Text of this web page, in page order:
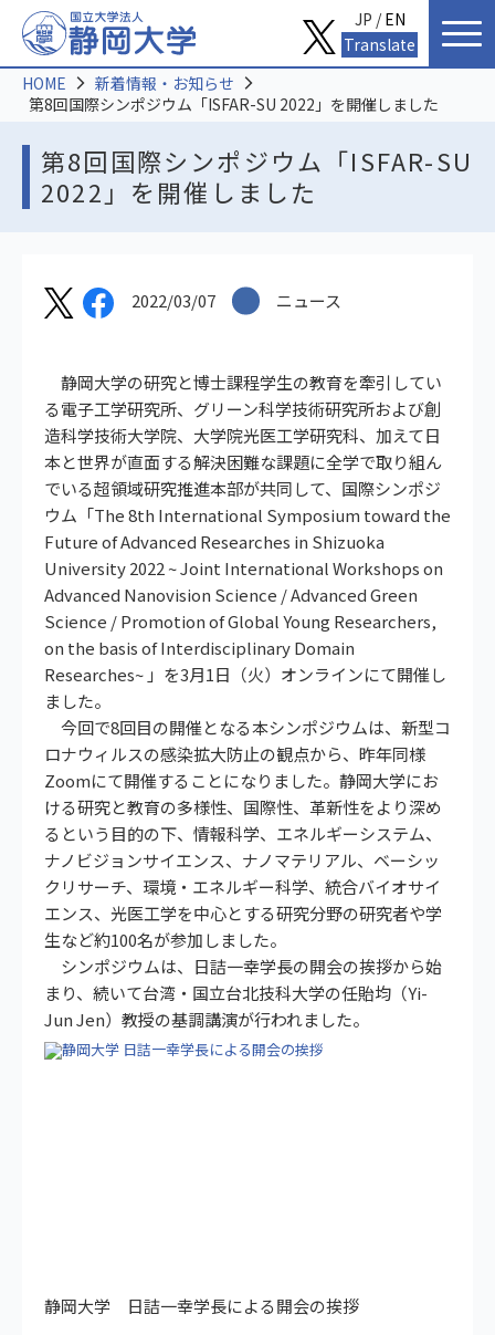
第8回国際シンポジウム「ISFAR-SU
2022」を開催しました
HOME
新着情報・お知らせ
第8回国際シンポジウム「ISFAR-SU 2022」を開催しました
2022/03/07 ニュース
静岡大学の研究と博士課程学生の教育を牽引してい
る電子工学研究所、グリーン科学技術研究所および創
造科学技術大学院、大学院光医工学研究科、加えて日
本と世界が直面する解決困難な課題に全学で取り組ん
でいる超領域研究推進本部が共同して、国際シンポジ
ウム「The 8th International Symposium toward the
Future of Advanced Researches in Shizuoka
University 2022 ~ Joint International Workshops on
Advanced Nanovision Science / Advanced Green
Science / Promotion of Global Young Researchers,
on the basis of Interdisciplinary Domain
Researches~ 」を3月1日（火）オンラインにて開催し
ました。
今回で8回目の開催となる本シンポジウムは、新型コ
ロナウィルスの感染拡大防止の観点から、昨年同様
Zoomにて開催することになりました。静岡大学にお
ける研究と教育の多様性、国際性、革新性をより深め
るという目的の下、情報科学、エネルギーシステム、
ナノビジョンサイエンス、ナノマテリアル、ベーシッ
クリサーチ、環境・エネルギー科学、統合バイオサイ
エンス、光医工学を中心とする研究分野の研究者や学
生など約100名が参加しました。
シンポジウムは、日詰一幸学長の開会の挨拶から始
まり、続いて台湾・国立台北技科大学の任貽均（Yi-
Jun Jen）教授の基調講演が行われました。
静岡大学 日詰一幸学長による開会の挨拶
JP /EN
Translate